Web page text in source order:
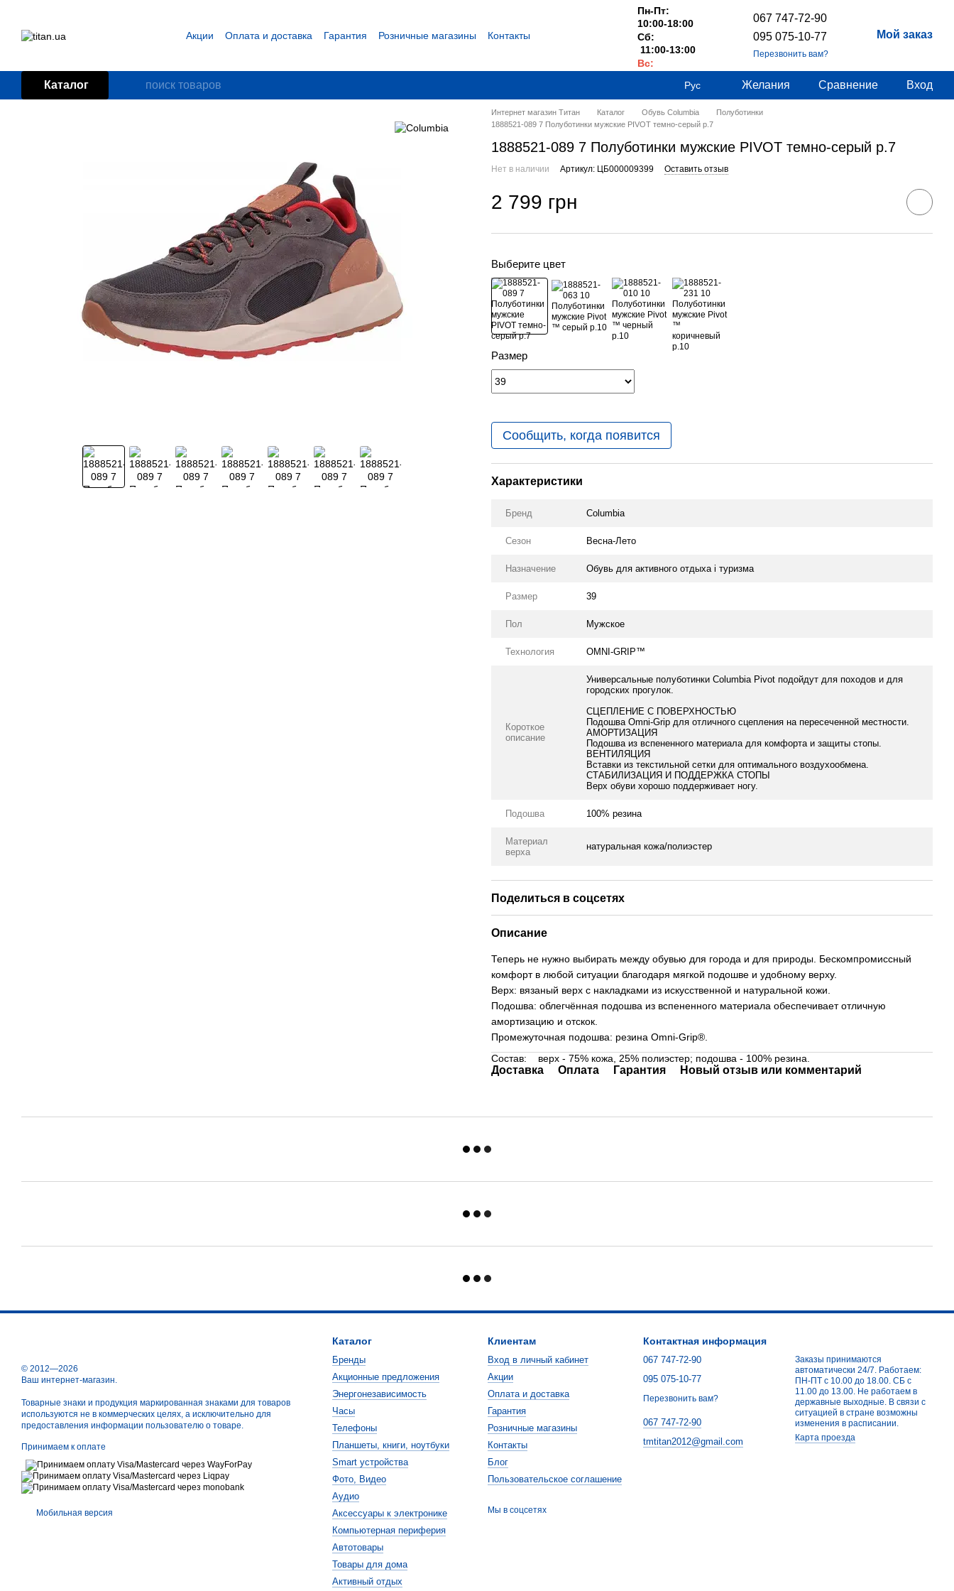
Акции Оплата и доставка Гарантия Розничные магазины
Контакты
Пн-Пт:
10:00-18:00
Сб:
11:00-13:00
Вс:
067 747-72-90
095 075-10-77
Перезвонить вам?
Мой заказ
Каталог Рус Желания Сравнение Вход
Интернет магазин Титан Каталог Обувь Columbia
Полуботинки
1888521-089 7 Полуботинки мужские PIVOT темно-серый р.7
1888521-089 7 Полуботинки мужские PIVOT темно-серый р.7
Нет в наличии Артикул: ЦБ000009399 Оставить отзыв
2 799 грн
Выберите цвет
Размер
Сообщить, когда появится
Характеристики
Бренд Columbia
Сезон Весна-Лето
Назначение Обувь для активного отдыха i туризма
Размер 39
Пол Мужское
Технология OMNI-GRIP™
Короткое
описание
Универсальные полуботинки Columbia Pivot подойдут для походов и для
городских прогулок.
СЦЕПЛЕНИЕ С ПОВЕРХНОСТЬЮ
Подошва Omni-Grip для отличного сцепления на пересеченной местности.
АМОРТИЗАЦИЯ
Подошва из вспененного материала для комфорта и защиты стопы.
ВЕНТИЛЯЦИЯ
Вставки из текстильной сетки для оптимального воздухообмена.
СТАБИЛИЗАЦИЯ И ПОДДЕРЖКА СТОПЫ
Верх обуви хорошо поддерживает ногу.
Подошва 100% резина
Материал
верха
натуральная кожа/полиэстер
Поделиться в соцсетях
Описание
Теперь не нужно выбирать между обувью для города и для природы. Бескомпромиссный
комфорт в любой ситуации благодаря мягкой подошве и удобному верху.
Верх: вязаный верх с накладками из искусственной и натуральной кожи.
Подошва: облегчённая подошва из вспененного материала обеспечивает отличную
амортизацию и отскок.
Промежуточная подошва: резина Omni-Grip®.
Состав: верх - 75% кожа, 25% полиэстер; подошва - 100% резина.
Доставка Оплата Гарантия Новый отзыв или комментарий
© 2012—2026
Ваш интернет-магазин.
Товарные знаки и продукция маркированная знаками для товаров
используются не в коммерческих целях, а исключительно для
предоставления информации пользователю о товаре.
Принимаем к оплате
Мобильная версия
Каталог
Бренды
Акционные предложения
Энергонезависимость
Часы
Телефоны
Планшеты, книги, ноутбуки
Smart устройства
Фото, Видео
Аудио
Аксессуары к электронике
Компьютерная периферия
Автотовары
Товары для дома
Активный отдых
Клиентам
Вход в личный кабинет
Акции
Оплата и доставка
Гарантия
Розничные магазины
Контакты
Блог
Пользовательское соглашение
Мы в соцсетях
Контактная информация
067 747-72-90
095 075-10-77
Перезвонить вам?
067 747-72-90
tmtitan2012@gmail.com
Заказы принимаются
автоматически 24/7. Работаем:
ПН-ПТ с 10.00 до 18.00. СБ с
11.00 до 13.00. Не работаем в
державные выходные. В связи с
ситуацией в стране возможны
изменения в расписании.
Карта проезда